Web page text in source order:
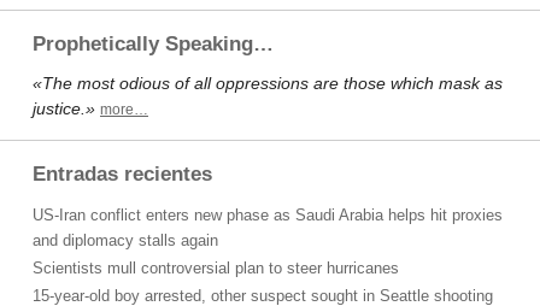
Prophetically Speaking…
«The most odious of all oppressions are those which mask as
justice.» more…
Entradas recientes
US-Iran conflict enters new phase as Saudi Arabia helps hit proxies
and diplomacy stalls again
Scientists mull controversial plan to steer hurricanes
15-year-old boy arrested, other suspect sought in Seattle shooting